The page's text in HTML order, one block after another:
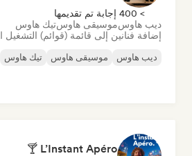
> 400 إجابة تم تقديمها
ديب هاوسموسيقى هاوستيك هاوس
إضافة فنانين إلى قائمة (قوائم) التشغيل
ديب هاوس موسيقى هاوس تيك هاوس
L’Instant Apéro 🍸